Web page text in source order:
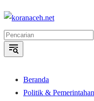
Langsung
konten
Beranda
Politik & Pemerintahan